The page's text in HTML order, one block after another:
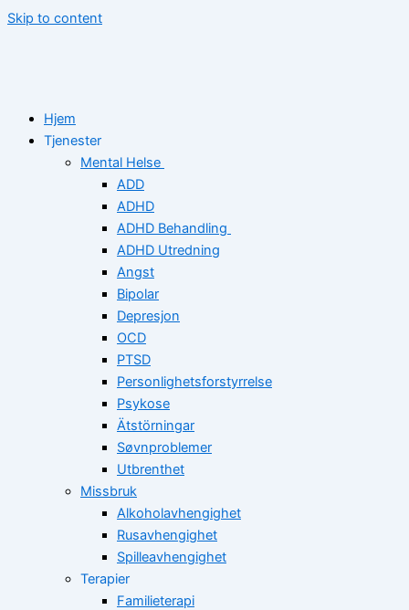
Skip to content
Hjem
Tjenester
Mental Helse
ADD
ADHD
ADHD Behandling
ADHD Utredning
Angst
Bipolar
Depresjon
OCD
PTSD
Personlighetsforstyrrelse
Psykose
Ätstörningar
Søvnproblemer
Utbrenthet
Missbruk
Alkoholavhengighet
Rusavhengighet
Spilleavhengighet
Terapier
Familieterapi